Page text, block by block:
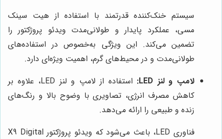
سیستم خنک‌کننده قدرتمند با استفاده از هیت سینک
مسی، عملکرد پایدار و طولانی‌مدت ویدئو پروژکتور را
تضمین می‌کند. این ویژگی به‌خصوص در استفاده‌های
طولانی‌مدت و در محیط‌های گرم، اهمیت ویژه‌ای دارد.
لامپ و لنز LED:
استفاده از لامپ و لنز LED، علاوه بر
کاهش مصرف انرژی، تصاویری با وضوح بالا و رنگ‌های
زنده و طبیعی را ارائه می‌دهد.
فناوری LED، باعث می‌شود که ویدئو پروژکتور X9 Digital